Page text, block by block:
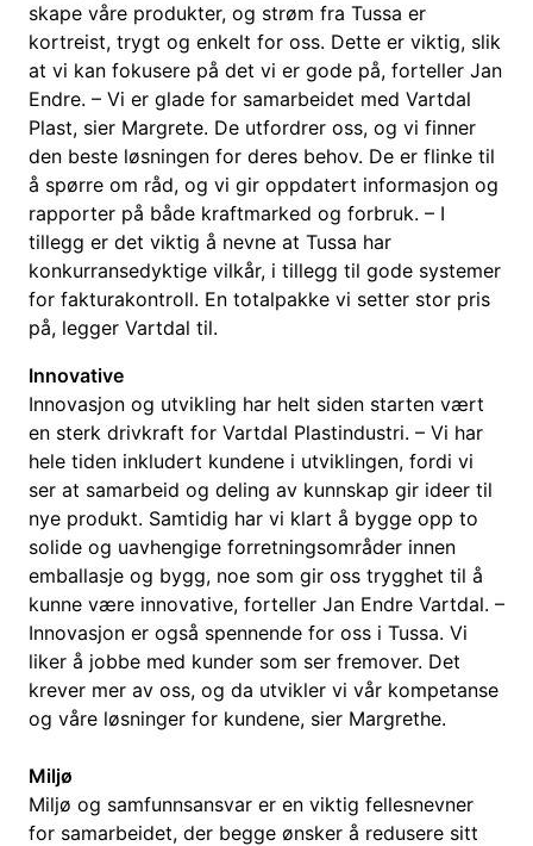
skape våre produkter, og strøm fra Tussa er
kortreist, trygt og enkelt for oss. Dette er viktig, slik
at vi kan fokusere på det vi er gode på, forteller Jan
Endre. – Vi er glade for samarbeidet med Vartdal
Plast, sier Margrete. De utfordrer oss, og vi finner
den beste løsningen for deres behov. De er flinke til
å spørre om råd, og vi gir oppdatert informasjon og
rapporter på både kraftmarked og forbruk. – I
tillegg er det viktig å nevne at Tussa har
konkurransedyktige vilkår, i tillegg til gode systemer
for fakturakontroll. En totalpakke vi setter stor pris
på, legger Vartdal til.
Innovative
Innovasjon og utvikling har helt siden starten vært
en sterk drivkraft for Vartdal Plastindustri. – Vi har
hele tiden inkludert kundene i utviklingen, fordi vi
ser at samarbeid og deling av kunnskap gir ideer til
nye produkt. Samtidig har vi klart å bygge opp to
solide og uavhengige forretningsområder innen
emballasje og bygg, noe som gir oss trygghet til å
kunne være innovative, forteller Jan Endre Vartdal. –
Innovasjon er også spennende for oss i Tussa. Vi
liker å jobbe med kunder som ser fremover. Det
krever mer av oss, og da utvikler vi vår kompetanse
og våre løsninger for kundene, sier Margrethe.
Miljø
Miljø og samfunnsansvar er en viktig fellesnevner
for samarbeidet, der begge ønsker å redusere sitt